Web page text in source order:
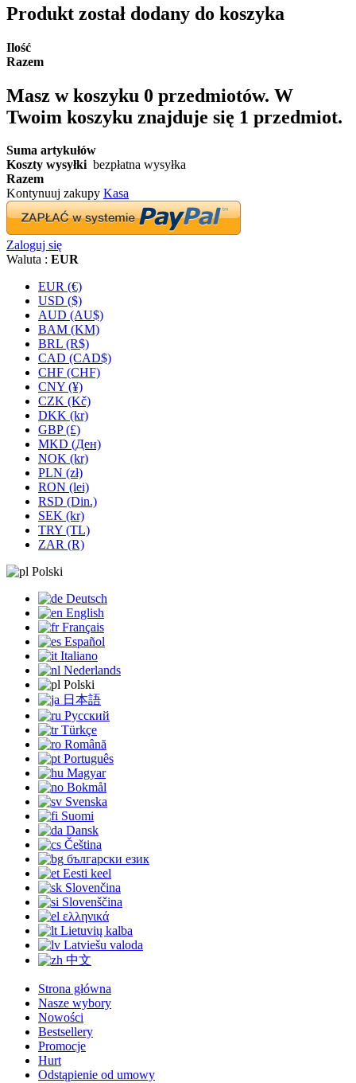
Produkt został dodany do koszyka
Ilość
Razem
Masz w koszyku 0 przedmiotów. W
Twoim koszyku znajduje się 1 przedmiot.
Suma artykułów
Koszty wysyłki bezpłatna wysyłka
Razem
Kontynuuj zakupy Kasa
Zaloguj się
Waluta : EUR
EUR (€)
USD ($)
AUD (AU$)
BAM (KM)
BRL (R$)
CAD (CAD$)
CHF (CHF)
CNY (¥)
CZK (Kč)
DKK (kr)
GBP (£)
MKD (Ден)
NOK (kr)
PLN (zł)
RON (lei)
RSD (Din.)
SEK (kr)
TRY (TL)
ZAR (R)
Polski
Deutsch
English
Français
Español
Italiano
Nederlands
Polski
日本語
Русский
Türkçe
Română
Português
Magyar
Bokmål
Svenska
Suomi
Dansk
Čeština
български език
Eesti keel
Slovenčina
Slovenščina
ελληνικά
Lietuvių kalba
Latviešu valoda
中文
Strona główna
Nasze wybory
Nowości
Bestsellery
Promocje
Hurt
Odstąpienie od umowy